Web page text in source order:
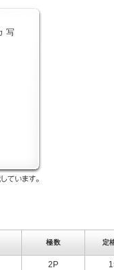
極数 定
2P